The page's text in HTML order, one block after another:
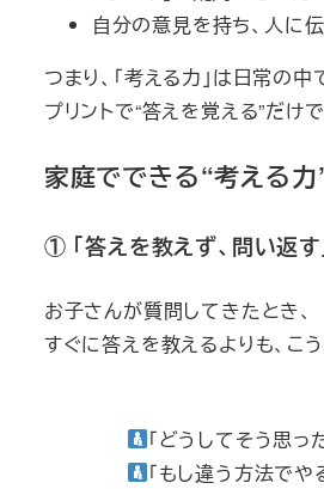
自分の意見を持ち、人に
つまり、「考える力」は日常の中
プリントで“答えを覚える”だけ
家庭でできる“考える
① 「答えを教えず、問い返す
お子さんが質問してきたとき、
すぐに答えを教えるよりも、こ
「どうしてそう思っ
「もし違う方法でや